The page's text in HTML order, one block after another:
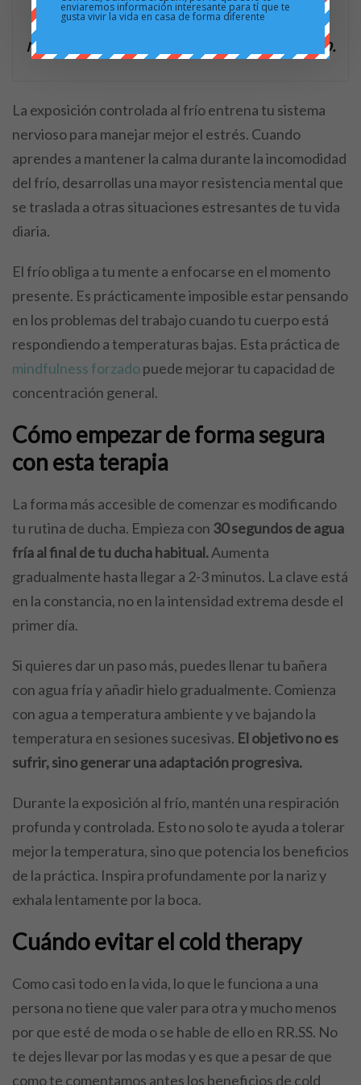
sensación de euforia y claridad
mental después de una sesión de frío.
La exposición controlada al frío entrena tu sistema
nervioso para manejar mejor el estrés. Cuando
aprendes a mantener la calma durante la incomodidad
del frío, desarrollas una mayor resistencia mental que
se traslada a otras situaciones estresantes de tu vida
diaria.
El frío obliga a tu mente a enfocarse en el momento
presente. Es prácticamente imposible estar pensando
en los problemas del trabajo cuando tu cuerpo está
respondiendo a temperaturas bajas. Esta práctica de
mindfulness forzadopuede mejorar tu capacidad de
concentración general.
Cómo empezar de forma segura
con esta terapia
La forma más accesible de comenzar es modificando
tu rutina de ducha. Empieza con 30 segundos de agua
fría al final de tu ducha habitual.Aumenta
gradualmente hasta llegar a 2-3 minutos. La clave está
en la constancia, no en la intensidad extrema desde el
primer día.
Si quieres dar un paso más, puedes llenar tu bañera
con agua fría y añadir hielo gradualmente. Comienza
con agua a temperatura ambiente y ve bajando la
temperatura en sesiones sucesivas. El objetivo no es
sufrir, sino generar una adaptación progresiva.
Durante la exposición al frío, mantén una respiración
profunda y controlada. Esto no solo te ayuda a tolerar
mejor la temperatura, sino que potencia los beneficios
de la práctica. Inspira profundamente por la nariz y
exhala lentamente por la boca.
Cuándo evitar el cold therapy
Como casi todo en la vida, lo que le funciona a una
persona no tiene que valer para otra y mucho menos
por que esté de moda o se hable de ello en RR.SS. No
te dejes llevar por las modas y es que a pesar de que
como te comentamos antes los beneficios de cold
enviaremos información interesante para tí que te
gusta vivir la vida en casa de forma diferente